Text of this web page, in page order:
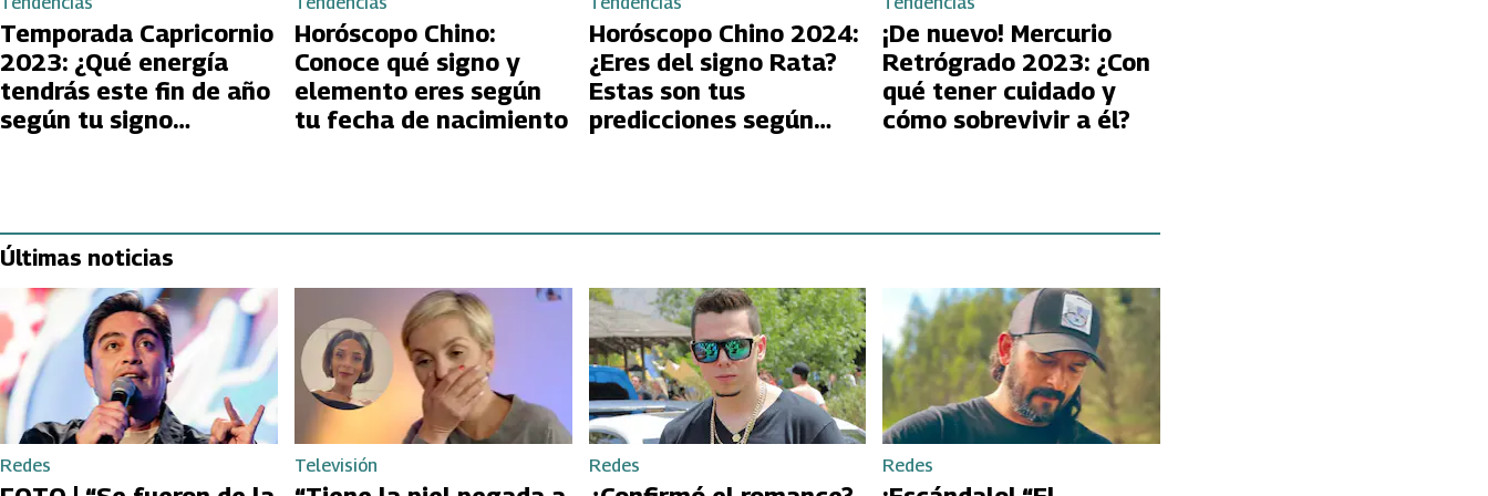
Temporada Capricornio
2023: ¿Qué energía
tendrás este fin de año
según tu signo
Horóscopo Chino:
Conoce qué signo y
elemento eres según
tu fecha de nacimiento
Horóscopo Chino 2024:
¿Eres del signo Rata?
Estas son tus
predicciones según
¡De nuevo! Mercurio
Retrógrado 2023: ¿Con
qué tener cuidado y
cómo sobrevivir a él?
Últimas noticias
Redes Televisión Redes Redes